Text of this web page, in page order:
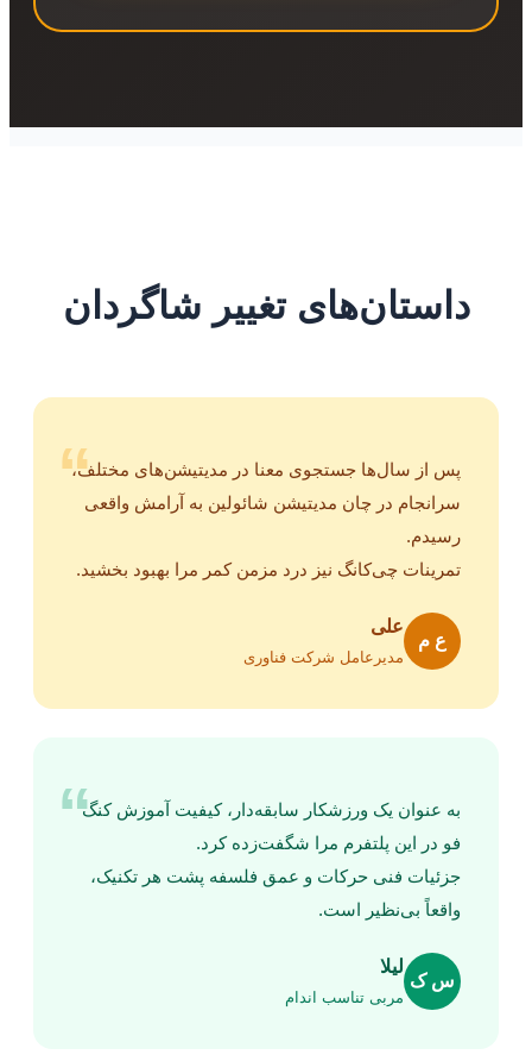
داستان‌های تغییر شاگردان
“
پس از سال‌ها جستجوی معنا در مدیتیشن‌های مختلف،
سرانجام در چان مدیتیشن شائولین به آرامش واقعی
رسیدم.
تمرینات چی‌کانگ نیز درد مزمن کمر مرا بهبود بخشید.
ع م
علی
مدیرعامل شرکت فناوری
“به عنوان یک ورزشکار سابقه‌دار، کیفیت آموزش کنگ
فو در این پلتفرم مرا شگفت‌زده کرد.
جزئیات فنی حرکات و عمق فلسفه پشت هر تکنیک،
واقعاً بی‌نظیر است.
س ک
لیلا
مربی تناسب اندام